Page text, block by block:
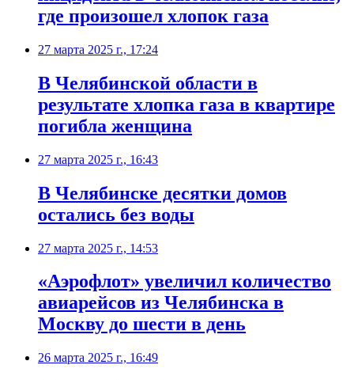
где произошел хлопок газа
27 марта 2025 г., 17:24
В Челябинской области в
результате хлопка газа в квартире
погибла женщина
27 марта 2025 г., 16:43
В Челябинске десятки домов
остались без воды
27 марта 2025 г., 14:53
«Аэрофлот» увеличил количество
авиарейсов из Челябинска в
Москву до шести в день
26 марта 2025 г., 16:49